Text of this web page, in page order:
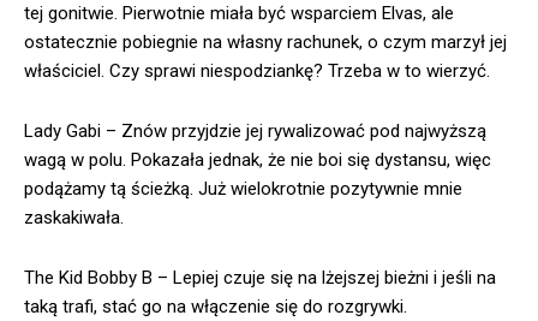
tej gonitwie. Pierwotnie miała być wsparciem Elvas, ale
ostatecznie pobiegnie na własny rachunek, o czym marzył jej
właściciel. Czy sprawi niespodziankę? Trzeba w to wierzyć.
Lady Gabi – Znów przyjdzie jej rywalizować pod najwyższą
wagą w polu. Pokazała jednak, że nie boi się dystansu, więc
podążamy tą ścieżką. Już wielokrotnie pozytywnie mnie
zaskakiwała.
The Kid Bobby B – Lepiej czuje się na lżejszej bieżni i jeśli na
taką trafi, stać go na włączenie się do rozgrywki.